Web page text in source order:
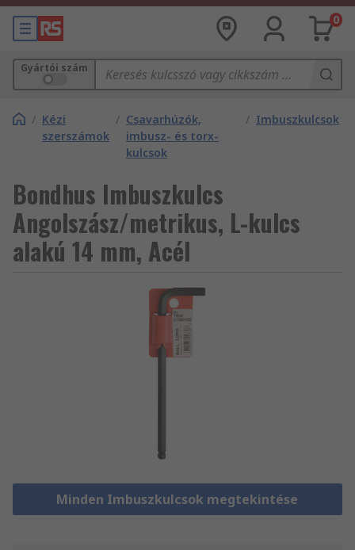
0
Gyártói szám
/ Kézi
szerszámok
/ Csavarhúzók,
imbusz- és torx-
kulcsok
/ Imbuszkulcsok
Bondhus Imbuszkulcs
Angolszász/metrikus, L-kulcs
alakú 14 mm, Acél
Minden Imbuszkulcsok megtekintése